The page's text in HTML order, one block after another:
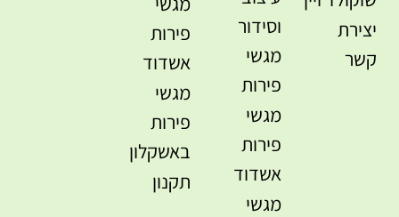
יצירת
קשר
וסידור
מגשי
פירות
מגשי
פירות
אשדוד
מגשי
פירות
אשדוד
מגשי
פירות
באשקלון
תקנון